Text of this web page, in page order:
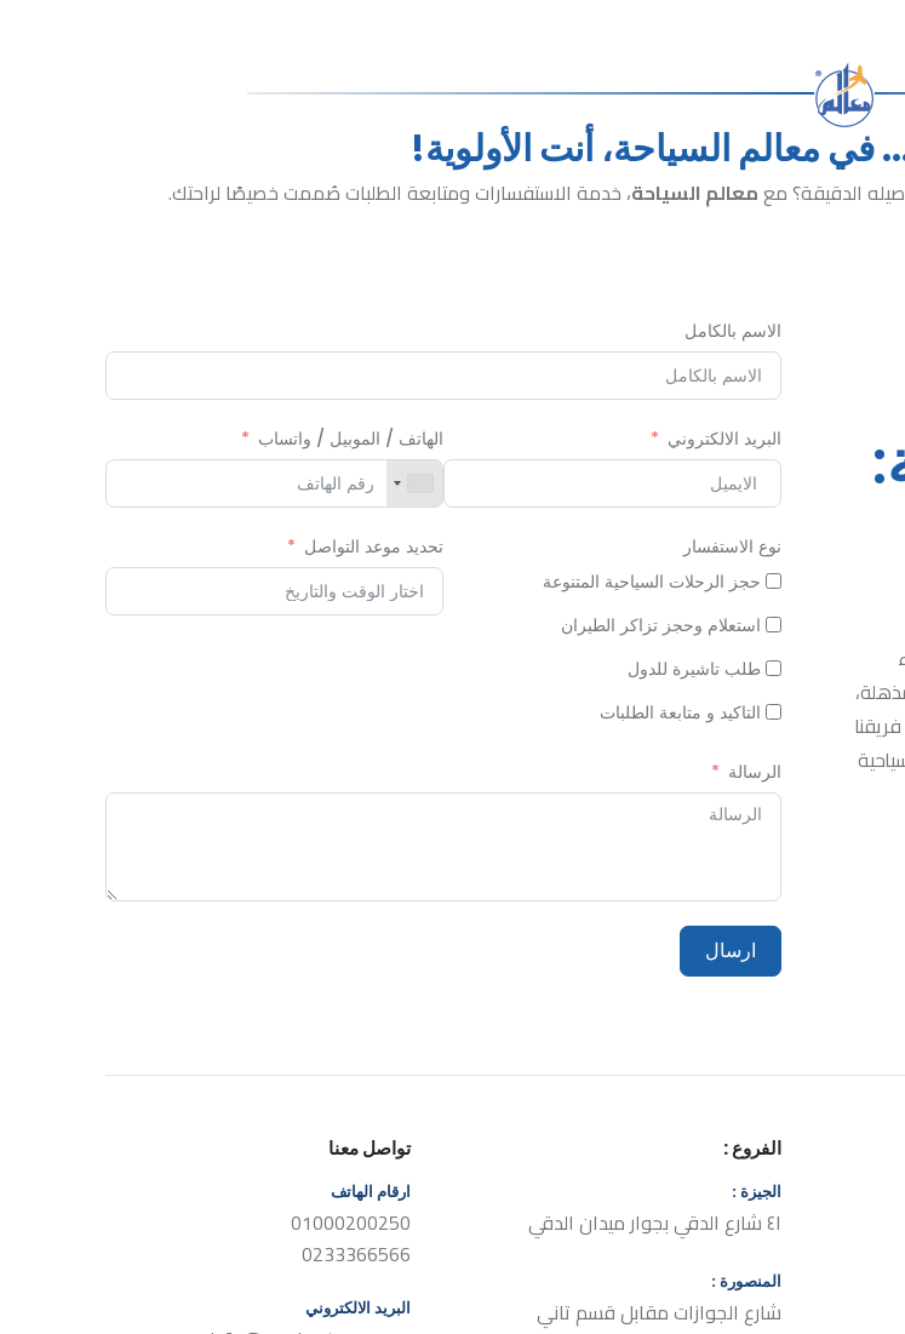
معالم السياحة، أنت الأولوية!
الدقيقة؟ معمعالم السياحة، خدمة الاستفسارات ومتابعة الطلبات صُممت خصيصًا لراحتك.
الاسم بالكامل
البريد الالكتروني الهاتف / الموبيل / واتساب
نوع الاستفسار
حجز الرحلات السياحية المتنوعة
استعلام وحجز تزاكر الطيران
طلب تاشيرة للدول
التاكيد و متابعة الطلبات
تحديد موعد التواصل
الرسالة
ارسال
الفروع :
الجيزة :
٤١ شارع الدقي بجوار ميدان الدقي
المنصورة :
شارع الجوازات مقابل قسم تاني
تواصل معنا
ارقام الهاتف
01000200250
0233366566
البريد الالكتروني